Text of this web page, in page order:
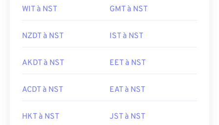
WIT à NST GMT à NST
NZDT à NST IST à NST
AKDT à NST EET à NST
ACDT à NST EAT à NST
HKT à NST JST à NST